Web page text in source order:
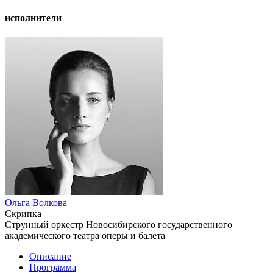
исполнители
Ольга Волкова
Скрипка
Струнный оркестр Новосибирского государственного
академического театра оперы и балета
Описание
Программа